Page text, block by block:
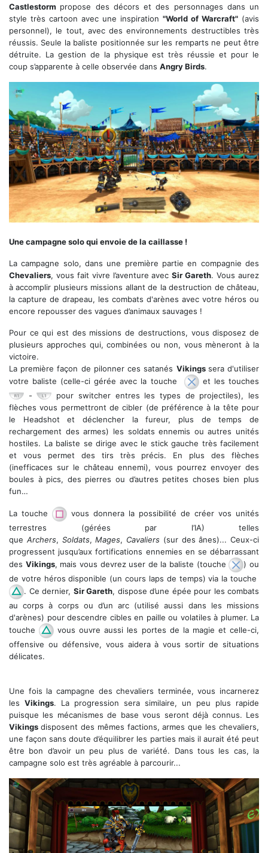
Castlestorm propose des décors et des personnages dans un
style très cartoon avec une inspiration "World of Warcraft" (avis
personnel), le tout, avec des environnements destructibles très
réussis. Seule la baliste positionnée sur les remparts ne peut être
détruite. La gestion de la physique est très réussie et pour le
coup s’apparente à celle observée dans Angry Birds.
Une campagne solo qui envoie de la caillasse !
La campagne solo, dans une première partie en compagnie des
Chevaliers, vous fait vivre l’aventure avecSir Gareth. Vous aurez
à accomplir plusieurs missions allant de la destruction de château,
la capture de drapeau, les combats d'arènes avec votre héros ou
encore repousser des vagues d’animaux sauvages !
Pour ce qui est des missions de destructions, vous disposez de
plusieurs approches qui, combinées ou non, vous mèneront à la
victoire.
La première façon de pilonner ces satanés Vikings sera d'utiliser
votre baliste (celle-ci gérée avec la touche
et les touches
-
pour switcher entres les types de projectiles), les
flèches vous permettront de cibler (de préférence à la tête pour
le Headshot et déclencher la fureur, plus de temps de
rechargement des armes) les soldats ennemis ou autres unités
hostiles. La baliste se dirige avec le stick gauche très facilement
et vous permet des tirs très précis. En plus des flèches
(inefficaces sur le château ennemi), vous pourrez envoyer des
boules à pics, des pierres ou d’autres petites choses bien plus
fun…
La touche
vous donnera la possibilité de créer vos unités
terrestres (gérées par l’IA) telles
que Archers, Soldats,Mages, Cavaliers (sur des ânes)... Ceux-ci
progressent jusqu’aux fortifications ennemies en se débarrassant
des Vikings, mais vous devrez user de la baliste (touche
) ou
de votre héros disponible (un cours laps de temps) via la touche
. Ce dernier, Sir Gareth, dispose d’une épée pour les combats
au corps à corps ou d’un arc (utilisé aussi dans les missions
d'arènes) pour descendre cibles en paille ou volatiles à plumer. La
touche
vous ouvre aussi les portes de la magie et celle-ci,
offensive ou défensive, vous aidera à vous sortir de situations
délicates.
Une fois la campagne des chevaliers terminée, vous incarnerez
les Vikings. La progression sera similaire, un peu plus rapide
puisque les mécanismes de base vous seront déjà connus. Les
Vikings disposent des mêmes factions, armes que les chevaliers,
une façon sans doute d’équilibrer les parties mais il aurait été peut
être bon d’avoir un peu plus de variété. Dans tous les cas, la
campagne solo est très agréable à parcourir...